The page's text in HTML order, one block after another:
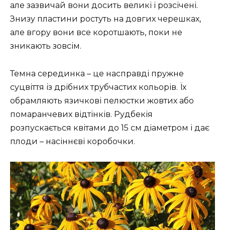
але зазвичай вони досить великі і розсічені.
Знизу пластини ростуть на довгих черешках,
але вгору вони все коротшають, поки не
зникають зовсім.
Темна серединка – це насправді пружне
суцвіття із дрібних трубчастих кольорів. Їх
обрамляють язичкові пелюстки жовтих або
помаранчевих відтінків. Рудбекія
розпускається квітами до 15 см діаметром і дає
плоди – насіннєві коробочки.